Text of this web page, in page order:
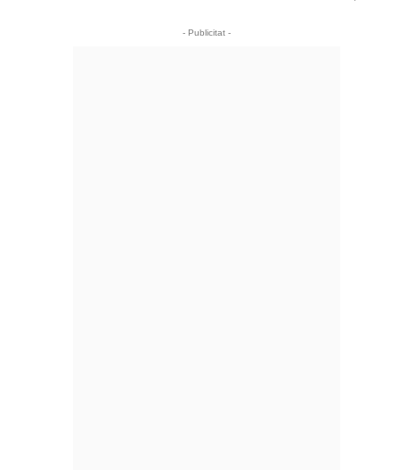
- Publicitat -